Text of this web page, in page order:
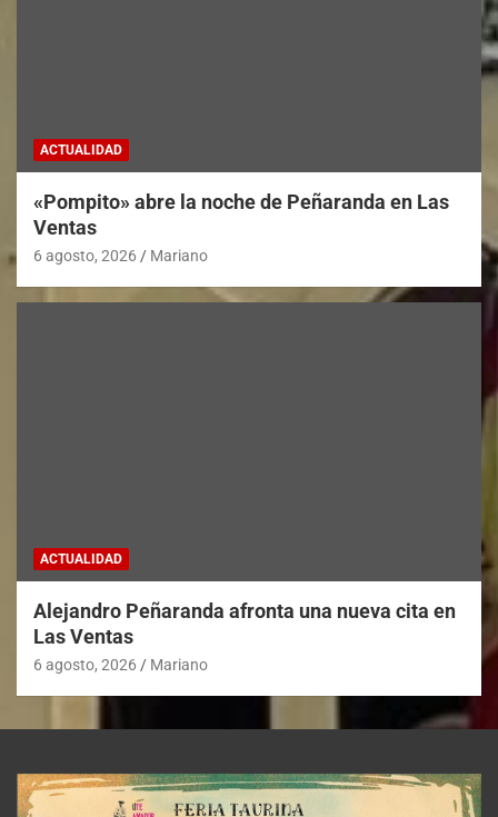
ACTUALIDAD
«Pompito» abre la noche de Peñaranda en Las
Ventas
6 agosto, 2026 Mariano
ACTUALIDAD
Alejandro Peñaranda afronta una nueva cita en
Las Ventas
6 agosto, 2026 Mariano